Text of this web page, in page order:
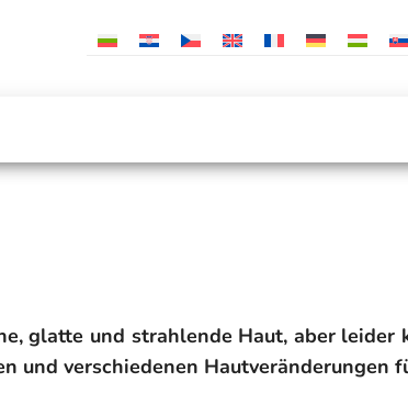
glatte und strahlende Haut, aber leider
und verschiedenen Hautveränderungen